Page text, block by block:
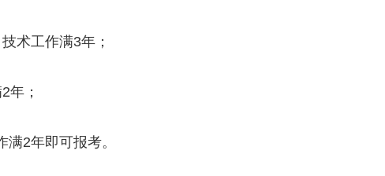
术工作满3年；
年；
2年即可报考。